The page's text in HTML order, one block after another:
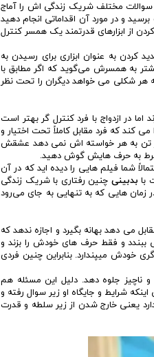
سوالات مختلف شریک زندگی اش را آماج
و در مورد آن اقداماتی انجام دهید
از ابزارهای قدرتمند یک همسر کنترل
کردن به عنوان ابزاری برای رسیدن به
به همسرش می‌گوید که اگر مطابق با
هر شکلی می خواهد دیگران را تحت نظر
در ازدواج با فرد کنترل گر بهتر است
می کند که فرد مقابل کاملاً تحت اختیار و
تن به هر خواسته اش نمی دهد عشقش
شرط به حرف هایش گوش دهید.
شما فیلم هایی را دیده اید که در آن
با بدبینی چنین رفتاری با شریک زندگی
هایی که به تنهایی به جای می‌رود
دهد بهانه بگیرد و اجازه ندهد که
و فقط حرف های خودش را بزند و
خودش میپندارد. بنابراین چنین فردی
ناچیز جلوه دهد. دلیل این مسئله هم
شرایط و جایگاه او زیر سوال رفته و
یعنی خارج شدن از زیر سلطه و قدرت